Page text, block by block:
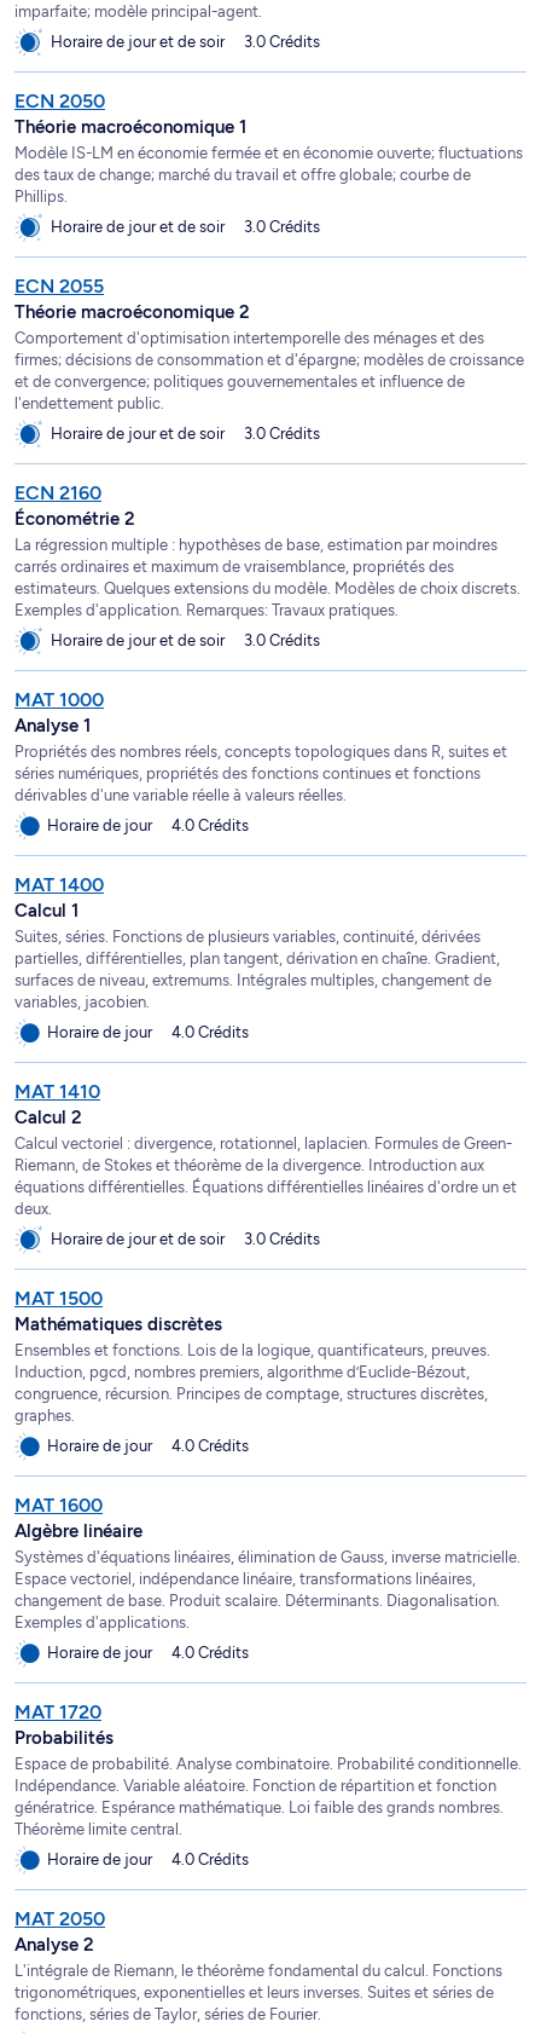
imparfaite; modèle principal-agent.
Horaire de jour et de soir
3.0 Crédits
ECN 2050
Théorie macroéconomique 1
Modèle IS-LM en économie fermée et en économie ouverte; fluctuations
des taux de change; marché du travail et offre globale; courbe de
Phillips.
Horaire de jour et de soir
3.0 Crédits
ECN 2055
Théorie macroéconomique 2
Comportement d'optimisation intertemporelle des ménages et des
firmes; décisions de consommation et d'épargne; modèles de croissance
et de convergence; politiques gouvernementales et influence de
l'endettement public.
Horaire de jour et de soir
3.0 Crédits
ECN 2160
Économétrie 2
La régression multiple : hypothèses de base, estimation par moindres
carrés ordinaires et maximum de vraisemblance, propriétés des
estimateurs. Quelques extensions du modèle. Modèles de choix discrets.
Exemples d'application. Remarques: Travaux pratiques.
Horaire de jour et de soir
3.0 Crédits
MAT 1000
Analyse 1
Propriétés des nombres réels, concepts topologiques dans R, suites et
séries numériques, propriétés des fonctions continues et fonctions
dérivables d'une variable réelle à valeurs réelles.
Horaire de jour
4.0 Crédits
MAT 1400
Calcul 1
Suites, séries. Fonctions de plusieurs variables, continuité, dérivées
partielles, différentielles, plan tangent, dérivation en chaîne. Gradient,
surfaces de niveau, extremums. Intégrales multiples, changement de
variables, jacobien.
Horaire de jour
4.0 Crédits
MAT 1410
Calcul 2
Calcul vectoriel : divergence, rotationnel, laplacien. Formules de Green-
Riemann, de Stokes et théorème de la divergence. Introduction aux
équations différentielles. Équations différentielles linéaires d'ordre un et
deux.
Horaire de jour et de soir
3.0 Crédits
MAT 1500
Mathématiques discrètes
Ensembles et fonctions. Lois de la logique, quantificateurs, preuves.
Induction, pgcd, nombres premiers, algorithme d’Euclide-Bézout,
congruence, récursion. Principes de comptage, structures discrètes,
graphes.
Horaire de jour
4.0 Crédits
MAT 1600
Algèbre linéaire
Systèmes d'équations linéaires, élimination de Gauss, inverse matricielle.
Espace vectoriel, indépendance linéaire, transformations linéaires,
changement de base. Produit scalaire. Déterminants. Diagonalisation.
Exemples d'applications.
Horaire de jour
4.0 Crédits
MAT 1720
Probabilités
Espace de probabilité. Analyse combinatoire. Probabilité conditionnelle.
Indépendance. Variable aléatoire. Fonction de répartition et fonction
génératrice. Espérance mathématique. Loi faible des grands nombres.
Théorème limite central.
Horaire de jour
4.0 Crédits
MAT 2050
Analyse 2
L'intégrale de Riemann, le théorème fondamental du calcul. Fonctions
trigonométriques, exponentielles et leurs inverses. Suites et séries de
fonctions, séries de Taylor, séries de Fourier.